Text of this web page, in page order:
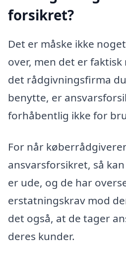
forsikret?
Det er måske ikke
over, men det er
det rådgivningsfirma
benytte, er
forhåbentlig ikke for
For når
ansvarsforsikret, så
er ude, og de har
erstatningskrav mod
det også, at de tager
deres kunder.